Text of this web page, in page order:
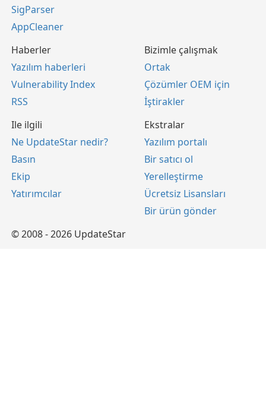
SigParser
AppCleaner
Haberler
Yazılım haberleri
Vulnerability Index
RSS
Bizimle çalışmak
Ortak
Çözümler OEM için
İştirakler
Ile ilgili
Ne UpdateStar nedir?
Basın
Ekip
Yatırımcılar
Ekstralar
Yazılım portalı
Bir satıcı ol
Yerelleştirme
Ücretsiz Lisansları
Bir ürün gönder
© 2008 - 2026 UpdateStar